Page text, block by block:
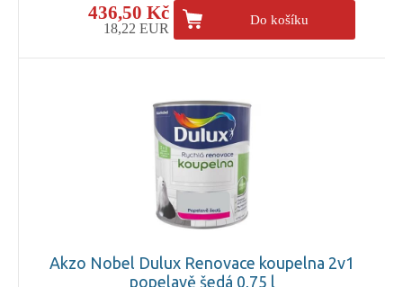
436,50 Kč
18,22 EUR
Do košíku
Akzo Nobel Dulux Renovace koupelna 2v1
popelavě šedá 0,75 l